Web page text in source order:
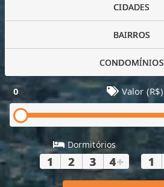
CIDADES
BAIRROS
CONDOMÍNIOS
0 Valor (R$)
Dormitórios
1 2 3 4+ 1